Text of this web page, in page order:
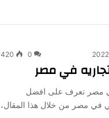
0
420
في مصر
في مصر تعرف على افضل
في مصر من خلال هذا المقال،